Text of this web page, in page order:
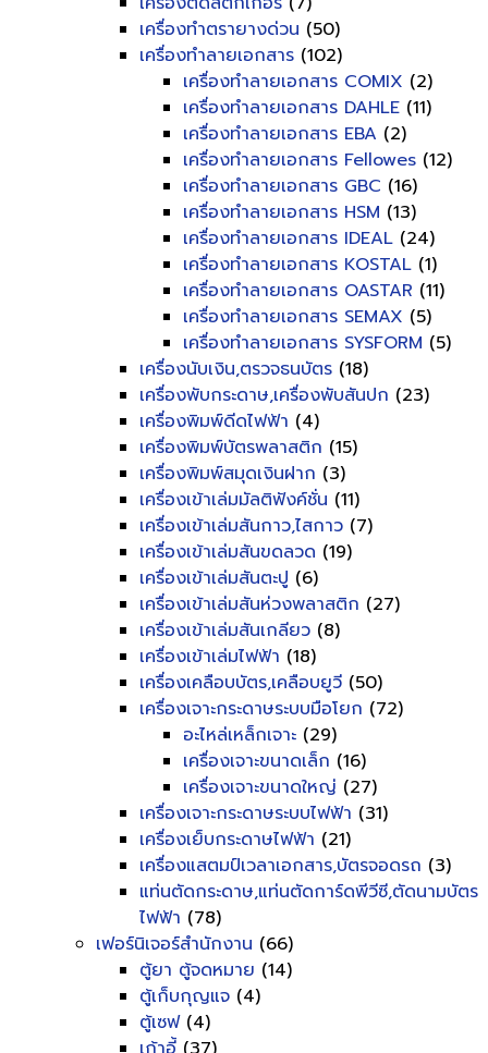
เครื่องทำตรายางด่วน (50)
เครื่องทำลายเอกสาร (102)
เครื่องทำลายเอกสาร COMIX (2)
เครื่องทำลายเอกสาร DAHLE (11)
เครื่องทำลายเอกสาร EBA (2)
เครื่องทำลายเอกสาร Fellowes (12)
เครื่องทำลายเอกสาร GBC (16)
เครื่องทำลายเอกสาร HSM (13)
เครื่องทำลายเอกสาร IDEAL (24)
เครื่องทำลายเอกสาร KOSTAL (1)
เครื่องทำลายเอกสาร OASTAR (11)
เครื่องทำลายเอกสาร SEMAX (5)
เครื่องทำลายเอกสาร SYSFORM (5)
เครื่องนับเงิน,ตรวจธนบัตร (18)
เครื่องพับกระดาษ,เครื่องพับสันปก (23)
เครื่องพิมพ์ดีดไฟฟ้า (4)
เครื่องพิมพ์บัตรพลาสติก (15)
เครื่องพิมพ์สมุดเงินฝาก (3)
เครื่องเข้าเล่มมัลติฟังค์ชั่น (11)
เครื่องเข้าเล่มสันกาว,ไสกาว (7)
เครื่องเข้าเล่มสันขดลวด (19)
เครื่องเข้าเล่มสันตะปู (6)
เครื่องเข้าเล่มสันห่วงพลาสติก (27)
เครื่องเข้าเล่มสันเกลียว (8)
เครื่องเข้าเล่มไฟฟ้า (18)
เครื่องเคลือบบัตร,เคลือบยูวี (50)
เครื่องเจาะกระดาษระบบมือโยก (72)
อะไหล่เหล็กเจาะ (29)
เครื่องเจาะขนาดเล็ก (16)
เครื่องเจาะขนาดใหญ่ (27)
เครื่องเจาะกระดาษระบบไฟฟ้า (31)
เครื่องเย็บกระดาษไฟฟ้า (21)
เครื่องแสตมป์เวลาเอกสาร,บัตรจอดรถ (3)
แท่นตัดกระดาษ,แท่นตัดการ์ดพีวีซี,ตัดนามบัตร
ไฟฟ้า (78)
เฟอร์นิเจอร์สำนักงาน (66)
ตู้ยา ตู้จดหมาย (14)
ตู้เก็บกุญแจ (4)
ตู้เซฟ(4)